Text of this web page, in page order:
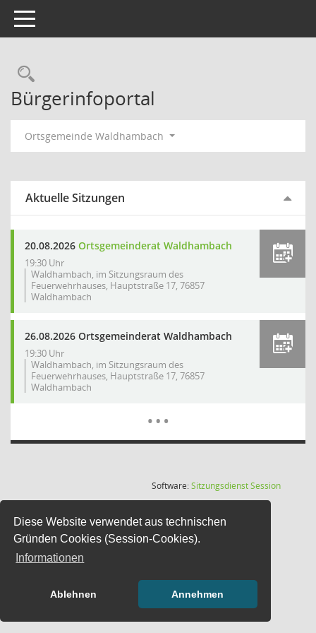
Diese Website verwendet aus technischen
Gründen Cookies (Session-Cookies).
Informationen
Ablehnen Annehmen
Toggle navigation
Rechercheauswahl
Bürgerinfoportal
Ortsgemeinde Waldhambach
Aktuelle Sitzungen
20.08.2026 Ortsgemeinderat Waldhambach
19:30 Uhr
Waldhambach, im Sitzungsraum des
Feuerwehrhauses, Hauptstraße 17, 76857
Waldhambach
26.08.2026 Ortsgemeinderat Waldhambach
19:30 Uhr
Waldhambach, im Sitzungsraum des
Feuerwehrhauses, Hauptstraße 17, 76857
Waldhambach
…
Software:SitzungsdienstSession(Wird in